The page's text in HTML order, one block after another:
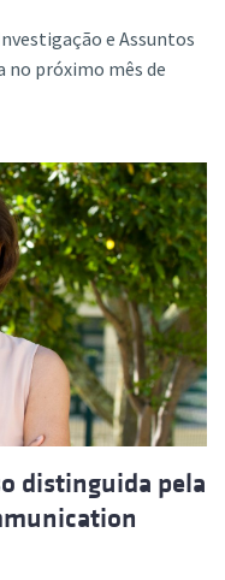
e Assuntos
no próximo mês de
distinguida pela